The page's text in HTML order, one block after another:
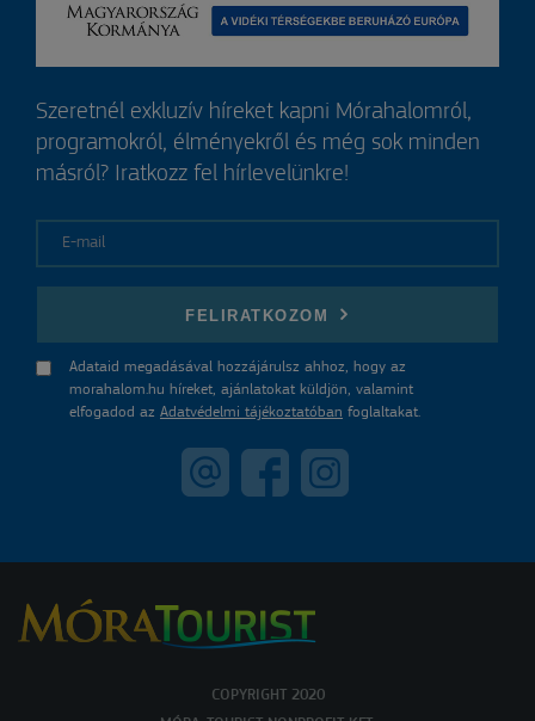
Szeretnél exkluzív híreket kapni Mórahalomról,
programokról, élményekről és még sok minden
másról? Iratkozz fel hírlevelünkre!
FELIRATKOZOM
Adataid megadásával hozzájárulsz ahhoz, hogy az
morahalom.hu híreket, ajánlatokat küldjön, valamint
elfogadod az Adatvédelmi tájékoztatóban foglaltakat.
COPYRIGHT 2020